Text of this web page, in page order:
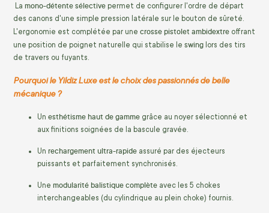
La mono-détente sélective permet de configurer l'ordre de départ
des canons d'une simple pression latérale sur le bouton de sûreté.
L'ergonomie est complétée par une crosse pistolet ambidextre offrant
une position de poignet naturelle qui stabilise le swing lors des tirs
de travers ou fuyants.
Pourquoi le Yildiz Luxe est le choix des passionnés de belle
mécanique ?
Un esthétisme haut de gamme grâce au noyer sélectionné et
aux finitions soignées de la bascule gravée.
Un rechargement ultra-rapide assuré par des éjecteurs
puissants et parfaitement synchronisés.
Une modularité balistique complète avec les 5 chokes
interchangeables (du cylindrique au plein choke) fournis.